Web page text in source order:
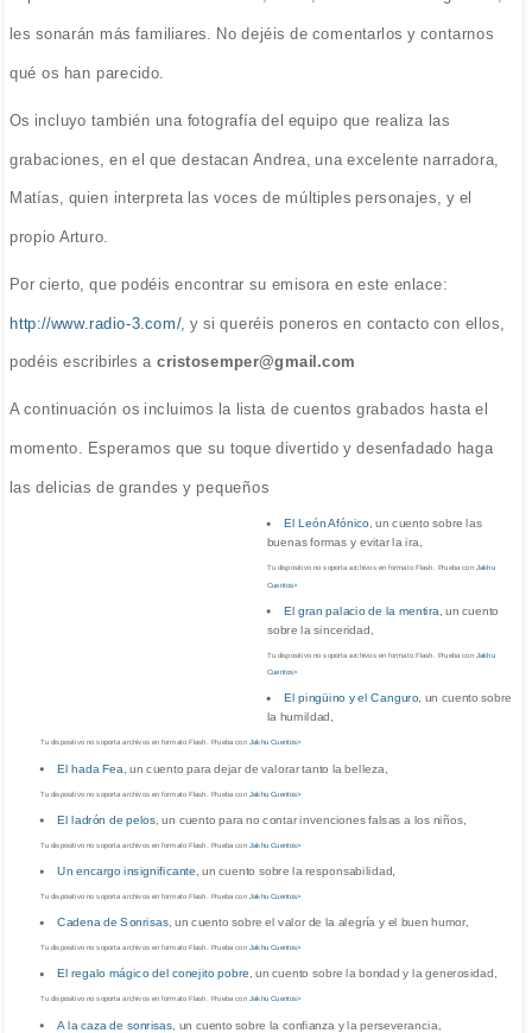
les sonarán más familiares. No dejéis de comentarlos y contarnos
qué os han parecido.
Os incluyo también una fotografía del equipo que realiza las
grabaciones, en el que destacan Andrea, una excelente narradora,
Matías, quien interpreta las voces de múltiples personajes, y el
propio Arturo.
Por cierto, que podéis encontrar su emisora en este enlace:
http://www.radio-3.com/, y si queréis poneros en contacto con ellos,
podéis escribirles a cristosemper@gmail.com
A continuación os incluimos la lista de cuentos grabados hasta el
momento. Esperamos que su toque divertido y desenfadado haga
las delicias de grandes y pequeños
El León Afónico , un cuento sobre las
buenas formas y evitar la ira,
Tu dispositivo no soporta archivos en formato Flash. Prueba con Jakhu
Cuentos>
El gran palacio de la mentira , un cuento
sobre la sinceridad,
Tu dispositivo no soporta archivos en formato Flash. Prueba con Jakhu
Cuentos>
El pingüino y el Canguro , un cuento sobre
la humildad,
Tu dispositivo no soporta archivos en formato Flash. Prueba con Jakhu Cuentos>
El hada Fea , un cuento para dejar de valorar tanto la belleza,
Tu dispositivo no soporta archivos en formato Flash. Prueba con Jakhu Cuentos>
El ladrón de pelos , un cuento para no contar invenciones falsas a los niños,
Tu dispositivo no soporta archivos en formato Flash. Prueba con Jakhu Cuentos>
Un encargo insignificante , un cuento sobre la responsabilidad,
Tu dispositivo no soporta archivos en formato Flash. Prueba con Jakhu Cuentos>
Cadena de Sonrisas , un cuento sobre el valor de la alegría y el buen humor,
Tu dispositivo no soporta archivos en formato Flash. Prueba con Jakhu Cuentos>
El regalo mágico del conejito pobre, un cuento sobre la bondad y la generosidad,
Tu dispositivo no soporta archivos en formato Flash. Prueba con Jakhu Cuentos>
A la caza de sonrisas , un cuento sobre la confianza y la perseverancia,